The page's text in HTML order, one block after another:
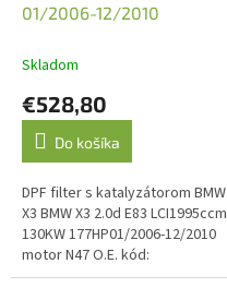
01/2006-12/2010
Skladom
€528,80
Do košíka
DPF filter s katalyzátorom BMW
X3 BMW X3 2.0d E83 LCI1995ccm
130KW 177HP01/2006-12/2010
motor N47 O.E. kód:
18303440360 Emisná norma: